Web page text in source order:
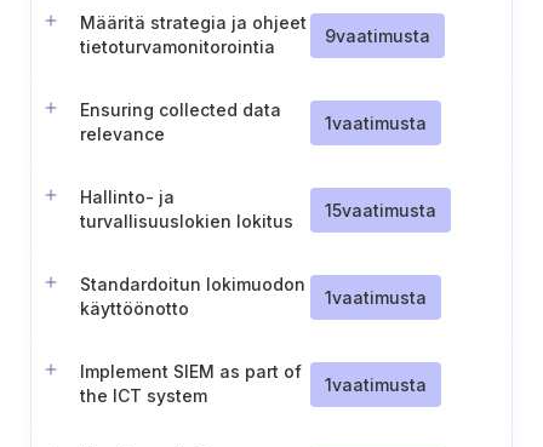
Määritä strategia ja ohjeet
tietoturvamonitorointia
9vaatimusta
Ensuring collected data
relevance
1vaatimusta
Hallinto- ja
turvallisuuslokien lokitus
15vaatimusta
Standardoitun lokimuodon
käyttöönotto
1vaatimusta
Implement SIEM as part of
the ICT system
1vaatimusta